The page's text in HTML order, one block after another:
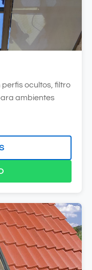
ocultos, filtro
ambientes